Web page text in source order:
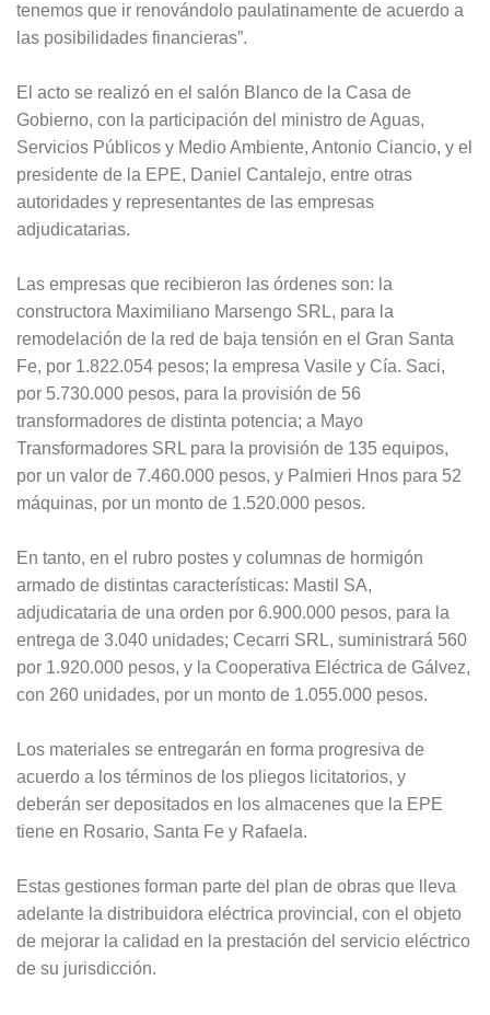
tenemos que ir renovándolo paulatinamente de acuerdo a
las posibilidades financieras”.
El acto se realizó en el salón Blanco de la Casa de
Gobierno, con la participación del ministro de Aguas,
Servicios Públicos y Medio Ambiente, Antonio Ciancio, y el
presidente de la EPE, Daniel Cantalejo, entre otras
autoridades y representantes de las empresas
adjudicatarias.
Las empresas que recibieron las órdenes son: la
constructora Maximiliano Marsengo SRL, para la
remodelación de la red de baja tensión en el Gran Santa
Fe, por 1.822.054 pesos; la empresa Vasile y Cía. Saci,
por 5.730.000 pesos, para la provisión de 56
transformadores de distinta potencia; a Mayo
Transformadores SRL para la provisión de 135 equipos,
por un valor de 7.460.000 pesos, y Palmieri Hnos para 52
máquinas, por un monto de 1.520.000 pesos.
En tanto, en el rubro postes y columnas de hormigón
armado de distintas características: Mastil SA,
adjudicataria de una orden por 6.900.000 pesos, para la
entrega de 3.040 unidades; Cecarri SRL, suministrará 560
por 1.920.000 pesos, y la Cooperativa Eléctrica de Gálvez,
con 260 unidades, por un monto de 1.055.000 pesos.
Los materiales se entregarán en forma progresiva de
acuerdo a los términos de los pliegos licitatorios, y
deberán ser depositados en los almacenes que la EPE
tiene en Rosario, Santa Fe y Rafaela.
Estas gestiones forman parte del plan de obras que lleva
adelante la distribuidora eléctrica provincial, con el objeto
de mejorar la calidad en la prestación del servicio eléctrico
de su jurisdicción.